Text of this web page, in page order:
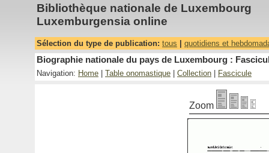
Bibliothèque nationale de Luxembourg
Luxemburgensia online
Sélection du type de publication: tous quotidiens et
Biographie nationale du pays de Luxembourg :
Navigation: Home Table onomastique Collection Fascicule
Zoom